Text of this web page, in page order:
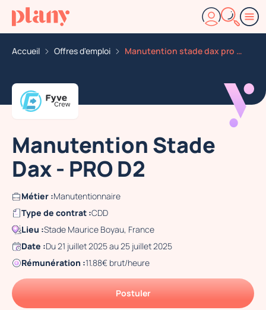
Accueil Offres d'emploi Manutention stade dax pro d2
Manutention Stade
Dax - PRO D2
Métier :Manutentionnaire
Type de contrat :CDD
Lieu :Stade Maurice Boyau, France
Date :Du 21 juillet 2025 au 25 juillet 2025
Rémunération :11.88€ brut/heure
Postuler